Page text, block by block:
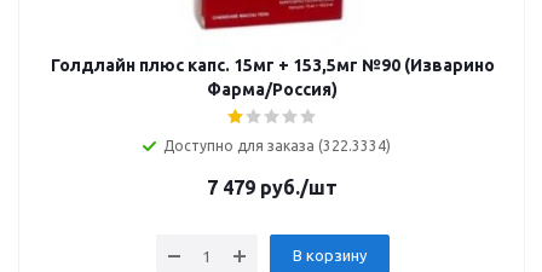
Голдлайн плюс капс. 15мг + 153,5мг №90 (Изварино
Фарма/Россия)
Доступно для заказа (322.3334)
7 479 руб./шт
В корзину